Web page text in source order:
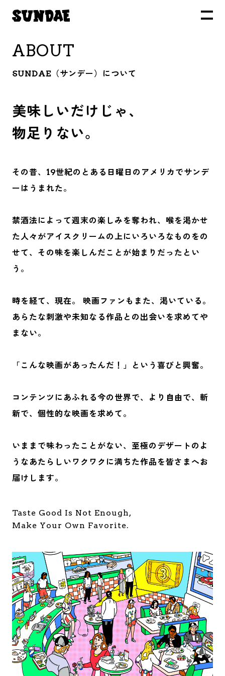
ABOUT
SUNDAE（サンデー）について
美味しいだけじゃ、
物足りない。
その昔、19世紀のとある日曜日のアメリカでサンデ
ーはうまれた。
禁酒法によって週末の楽しみを奪われ、喉を渇かせ
た人々がアイスクリームの上にいろいろなものをの
せて、 その味を楽しんだことが始まりだったとい
う。
時を経て、現在。 映画ファンもまた、渇いている。
あらたな刺激や未知なる作品との出会いを求めてや
まない。
「こんな映画があったんだ！」という喜びと興奮。
コンテンツにあふれる今の世界で、
より自由で、斬
新で、個性的な映画を求めて。
いままで味わったことがない、至極のデザートのよ
うなあたらしいワクワクに満ちた作品を皆さまへお
届けします。
Taste Good Is Not Enough,
Make Your Own Favorite.